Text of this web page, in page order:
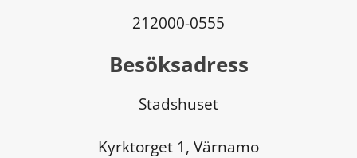
212000-0555
Besöksadress
Stadshuset
Kyrktorget 1, Värnamo